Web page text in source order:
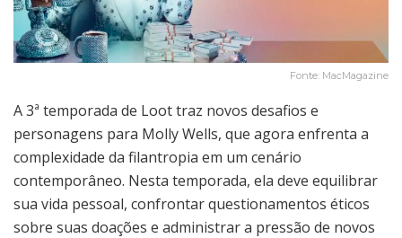
Fonte: MacMagazine
A 3ª temporada de Loot traz novos desafios e
personagens para Molly Wells, que agora enfrenta a
complexidade da filantropia em um cenário
contemporâneo. Nesta temporada, ela deve equilibrar
sua vida pessoal, confrontar questionamentos éticos
sobre suas doações e administrar a pressão de novos